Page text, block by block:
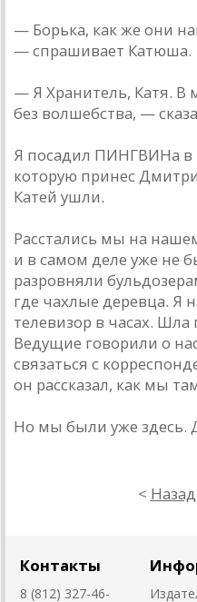
— Борька, как же они
— спрашивает Катюша.
— Я Хранитель, Катя.
без волшебства, —
Я посадил ПИНГВИНа в
которую принес
Катей ушли.
Расстались мы на
и в самом деле уже не
разровняли
где чахлые деревца. Я
телевизор в часах.
Ведущие говорили о
связаться с
он рассказал, как мы
Но мы были уже здесь.
< Назад
Контакты
8 (812) 327-46-